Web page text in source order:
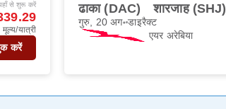
से शुरू करें
मूल्य/यात्री
करें
ढाका (DAC) शारजाह (SHJ)
गुरु, 20 अग॰डाइरैक्ट
एयर अरेबिया